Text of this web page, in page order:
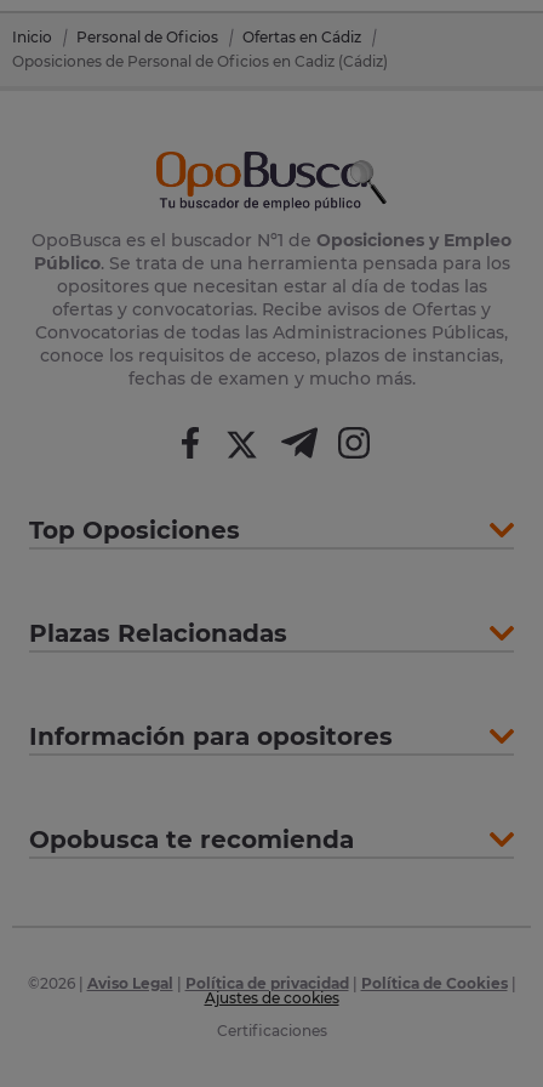
Inicio Personal de Oficios
Ofertas en Cádiz
Oposiciones de Personal de Oficios en Cadiz (Cádiz)
OpoBusca es el buscador Nº1 de Oposiciones y Empleo
Público. Se trata de una herramienta pensada para los
opositores que necesitan estar al día de todas las
ofertas y convocatorias. Recibe avisos de Ofertas y
Convocatorias de todas las Administraciones Públicas,
conoce los requisitos de acceso, plazos de instancias,
fechas de examen y mucho más.
Top Oposiciones
Plazas Relacionadas
Información para opositores
Opobusca te recomienda
©2026| Aviso Legal Política de privacidad Política de Cookies|
Ajustes de cookies
Certificaciones